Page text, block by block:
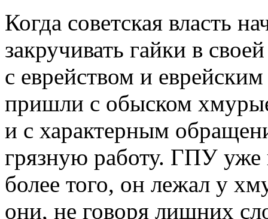
Когда советская власть
закручивать гайки в
с еврейством и
пришли с обыском
и с характерным
грязную работу. ГПУ уже
более того, он лежал у
они, не говоря лишних